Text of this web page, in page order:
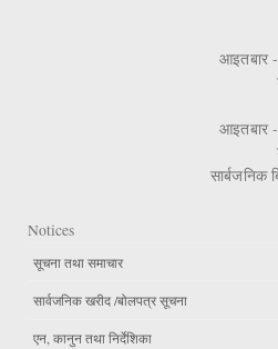
आइतबार
आइतबार
सार्बजनिक
Notices
सूचना तथा समाचार
सार्वजनिक खरीद /बोलपत्र सूचना
एन, कानुन तथा निर्देशिका